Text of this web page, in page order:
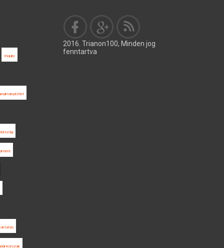
Inquiry
oktatás
korszak
2016. Trianon100, Minden jog
fenntartva